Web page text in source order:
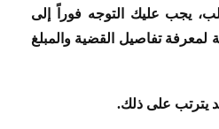
يجب عليك التوجه فوراً إلى
لمعرفة تفاصيل القضية والمبلغ
يترتب على ذلك.